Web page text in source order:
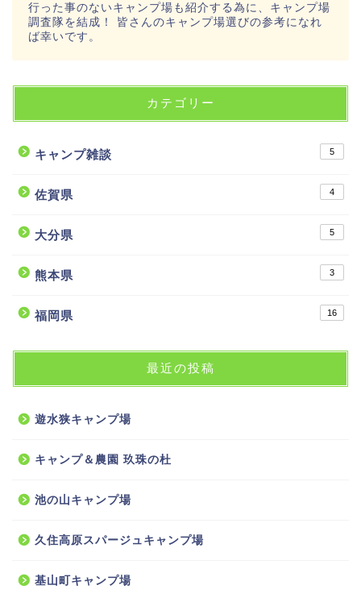
行った事のないキャンプ場も紹介する為に、キャンプ場
調査隊を結成！ 皆さんのキャンプ場選びの参考になれ
ば幸いです。
カテゴリー
キャンプ雑談 5
佐賀県 4
大分県 5
熊本県 3
福岡県 16
最近の投稿
遊水狭キャンプ場
キャンプ＆農園 玖珠の杜
池の山キャンプ場
久住高原スパージュキャンプ場
基山町キャンプ場